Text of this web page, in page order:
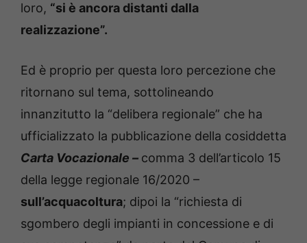
loro, “si è ancora distanti dalla
realizzazione”.
Ed è proprio per questa loro percezione che
ritornano sul tema, sottolineando
innanzitutto la “delibera regionale” che ha
ufficializzato la pubblicazione della cosiddetta
Carta Vocazionale – comma 3 dell’articolo 15
della legge regionale 16/2020 –
sull’acquacoltura; dipoi la “richiesta di
sgombero degli impianti in concessione e di